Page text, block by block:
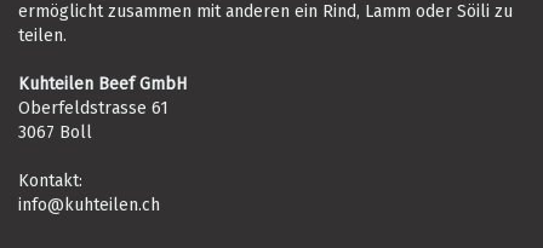
ermöglicht zusammen mit anderen ein Rind, Lamm oder Söili zu
teilen.
Kuhteilen Beef GmbH
Oberfeldstrasse 61
3067 Boll
Kontakt:
info@kuhteilen.ch